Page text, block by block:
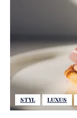
STYL LUXUS